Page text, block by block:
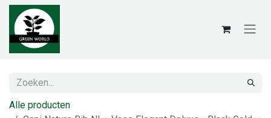
Overslaan naar inhoud
Alle producten